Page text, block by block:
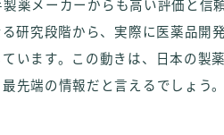
薬メーカーからも高い評価と信
研究段階から、実際に医薬品開
います。この動きは、日本の製
先端の情報だと言えるでしょう。